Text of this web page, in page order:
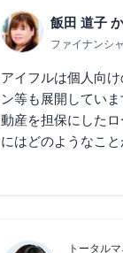
飯田 道子
ファイナンシ
アイフルは個人向
ン等も展開してい
動産を担保にした
にはどのようなこ
トータル